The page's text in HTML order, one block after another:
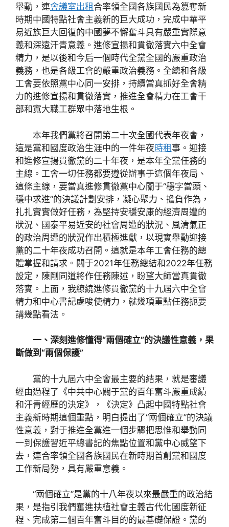
舉動，連會議室出租 合率領全國各族國民為篡奪新
時期中國特點社會主義新的巨大成功，完成中華平
易近族巨大回復的中國夢不懈奮斗具有嚴重實際意
義和深遠汗青意義。進修宣揚和貫徹落實六中全會
精力，是以後和今后一個時代全黨全國的嚴重政治
義務，也是各級工會的嚴重政治義務。全總和各級
工會要依照黨中心同一安排，持續當真抓好全會精
力的進修宣揚和貫徹落實，推進全會精力在工會干
部和寬大職工群眾中落地生根。
本年我們黨將召開第二十次全國代表年夜會，
這是黨和國度政治生涯中的一件年夜時租事。迎接
和進修宣揚貫徹黨的二十年夜，是本年全黨任務的
主線。工會一切任務都要遵從辦事于這個年夜局、
這條主線，要當真進修貫徹黨中心關于“穩字當頭、
穩中求進”的決議計劃安排，凝心聚力、擔負作為，
扎扎實實做好任務，為堅持安穩安康的經濟周遭的
狀況、國泰平易近安的社會周遭的狀況、風清氣正
的政治周遭的狀況作出積極進獻，以現實舉動迎接
黨的二十年夜成功召開。這就是本年工會任務的總
體掌握和請求。關于2021年任務總結和2022年任務
設定，陳剛同道將作任務陳述，盼望大師當真貫徹
落實。上面，我繚繞進修貫徹黨的十九屆六中全會
精力和中心書記處唆使精力，就幾項重點任務扼要
講幾點看法。
一、深刻進修懂得“兩個確立”的決議性意義，果
斷做到“兩個保護”
黨的十九屆六中全會最主要的結果，就是審議
經由過程了《中共中心關于黨的百年奮斗嚴重成績
和汗青經歷的決定》，《決定》凸起中國特點社會
主義新時期這個重點，明白提出了“兩個確立”的決議
性意義，對于推進全黨進一個步驟把思惟和舉動同
一到保護習近平總書記的焦點位置和黨中心威望下
去，連合率領全國各族國民在新時期首創黨和國度
工作新局勢，具有嚴重意義。
“兩個確立”是黨的十八年夜以來最嚴重的政治結
果，是指引我們奮進扶植社會主義古代化國度新征
程、完成第二個百年奮斗目的的最基礎保證。黨的